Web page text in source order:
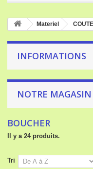
Materiel
INFORMATIONS
NOTRE MAGASIN
BOUCHER
Il y a 24 produits.
Tri